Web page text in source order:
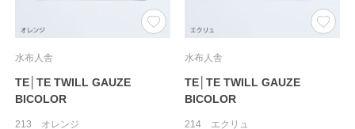
水布人舎
TE│TE TWILL GAUZE
BICOLOR
213 オレンジ
水布人舎
TE│TE TWILL GAUZE
BICOLOR
214 エクリュ